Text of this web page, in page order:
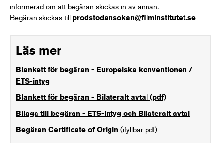
informerad om att begäran skickas in av annan.
Begäran skickas till prodstodansokan@filminstitutet.se
Läs mer
Blankett för begäran - Europeiska konventionen /
ETS-intyg
Blankett för begäran - Bilateralt avtal (pdf)
Bilaga till begäran - ETS-intyg och Bilateralt avtal
Begäran Certificate of Origin (ifyllbar pdf)